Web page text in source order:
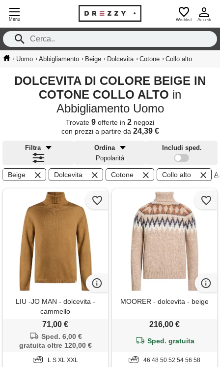
Menu Wishlist Accedi
› Uomo › Abbigliamento › Beige › Dolcevita › Cotone › Collo alto
DOLCEVITA DI COLORE BEIGE IN
COTONE COLLO ALTO in
Abbigliamento Uomo
Trovate 9 offerte in 2 negozi
con prezzi a partire da 24,39 €
Filtra
Ordina
Popolarità
Includi sped.
Beige Dolcevita Cotone Collo alto
LIU -JO MAN - dolcevita -
cammello
71,00 €
Sped. 6,00 €
gratuita oltre 120,00 €
L S XL XXL
MOORER - dolcevita - beige
216,00 €
Sped. gratuita
46 48 50 52 54 56 58